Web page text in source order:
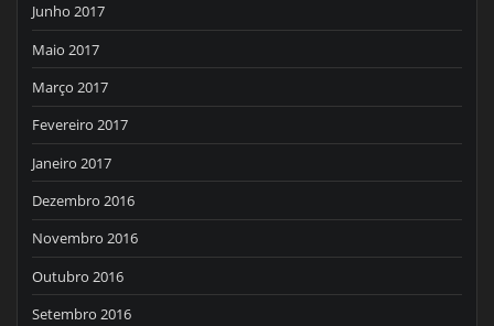
Junho 2017
Maio 2017
Março 2017
Fevereiro 2017
Janeiro 2017
Dezembro 2016
Novembro 2016
Outubro 2016
Setembro 2016